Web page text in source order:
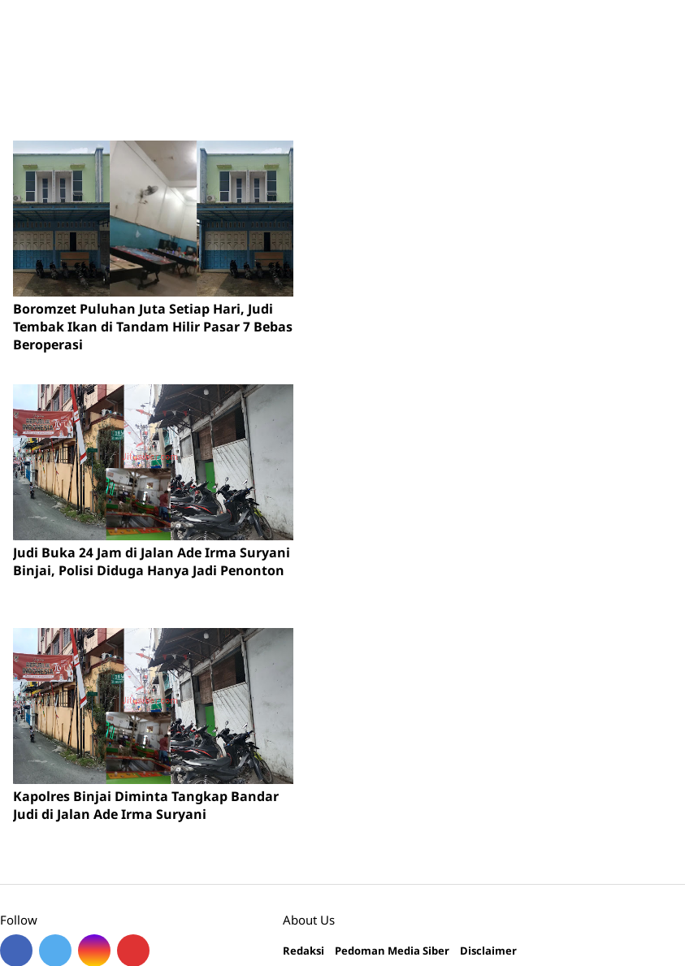
Boromzet Puluhan Juta Setiap Hari, Judi
Tembak Ikan di Tandam Hilir Pasar 7 Bebas
Beroperasi
Judi Buka 24 Jam di Jalan Ade Irma Suryani
Binjai, Polisi Diduga Hanya Jadi Penonton
Kapolres Binjai Diminta Tangkap Bandar
Judi di Jalan Ade Irma Suryani
Follow About Us
Redaksi Pedoman Media Siber Disclaimer